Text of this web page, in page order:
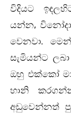
විදියට
යන්න,
වෙනවා.
සැමියන්ට
ඔහු එක්කෝ
හානි
අඩුවෙන්නත්